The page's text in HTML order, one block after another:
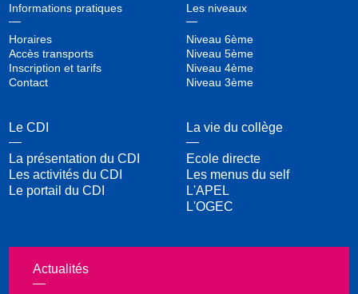
Informations pratiques
Horaires
Accès transports
Inscription et tarifs
Contact
Les niveaux
Niveau 6ème
Niveau 5ème
Niveau 4ème
Niveau 3ème
Le CDI
La présentation du CDI
Les activités du CDI
Le portail du CDI
La vie du collège
Ecole directe
Les menus du self
L'APEL
L'OGEC
Actualités